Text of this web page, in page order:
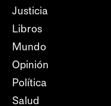
Justicia
Libros
Mundo
Opinión
Política
Salud